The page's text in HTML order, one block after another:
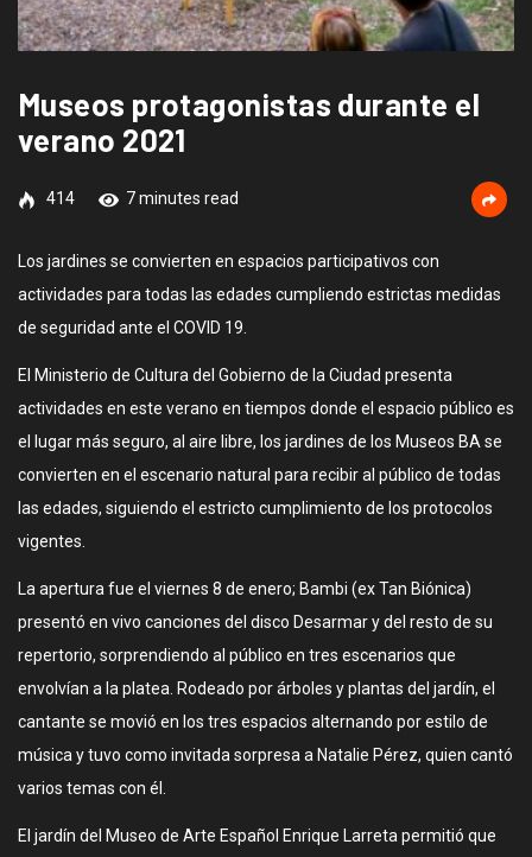
Museos protagonistas durante el
verano 2021
414 7 minutes read
Los jardines se convierten en espacios participativos con
actividades para todas las edades cumpliendo estrictas medidas
de seguridad ante el COVID 19.
El Ministerio de Cultura del Gobierno de la Ciudad presenta
actividades en este verano en tiempos donde el espacio público es
el lugar más seguro, al aire libre, los jardines de los Museos BA se
convierten en el escenario natural para recibir al público de todas
las edades, siguiendo el estricto cumplimiento de los protocolos
vigentes.
La apertura fue el viernes 8 de enero; Bambi (ex Tan Biónica)
presentó en vivo canciones del disco Desarmar y del resto de su
repertorio, sorprendiendo al público en tres escenarios que
envolvían a la platea. Rodeado por árboles y plantas del jardín, el
cantante se movió en los tres espacios alternando por estilo de
música y tuvo como invitada sorpresa a Natalie Pérez, quien cantó
varios temas con él.
El jardín del Museo de Arte Español Enrique Larreta permitió que